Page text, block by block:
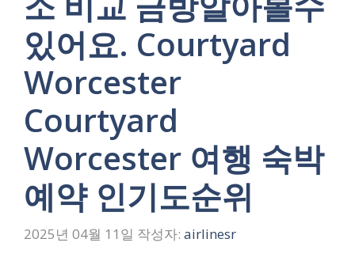
있어요. Courtyard
Worcester
Courtyard
Worcester 여행 숙박
예약 인기도순위
2025년 04월 11일 작성자: airlinesr